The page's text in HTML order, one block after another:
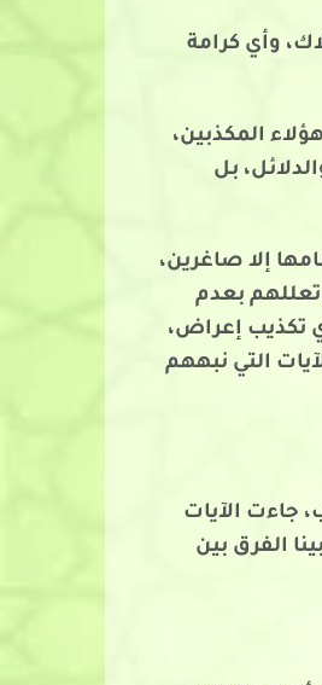
وأي كرامة
المكذبين،
بل
إلا صاغرين،
بعدم
تكذيب إعراض،
التي نبههم
جاءت الآيات
الفرق بين